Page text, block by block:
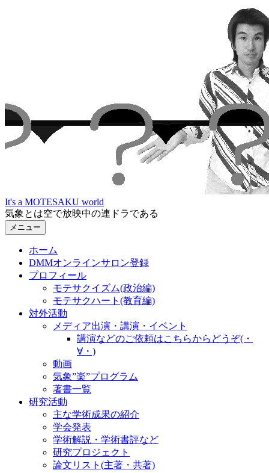
ッ
プ
It's a MOTESAKU world
気象とは空で放映中の連ドラである
メニュー
ホーム
DMMオンラインサロン登録
プロフィール
モテサクイズム(政治編)
モテサクハート(教育編)
対外活動
メディア出演・講演・イベント
講演などのご依頼はこちらからどうぞ(・
∀・)
動画
気象”楽”プログラム
著書一覧
研究活動
主な学術成果の紹介
学会発表
学術解説・学術書評など
研究プロジェクト
論文リスト(主著・共著)